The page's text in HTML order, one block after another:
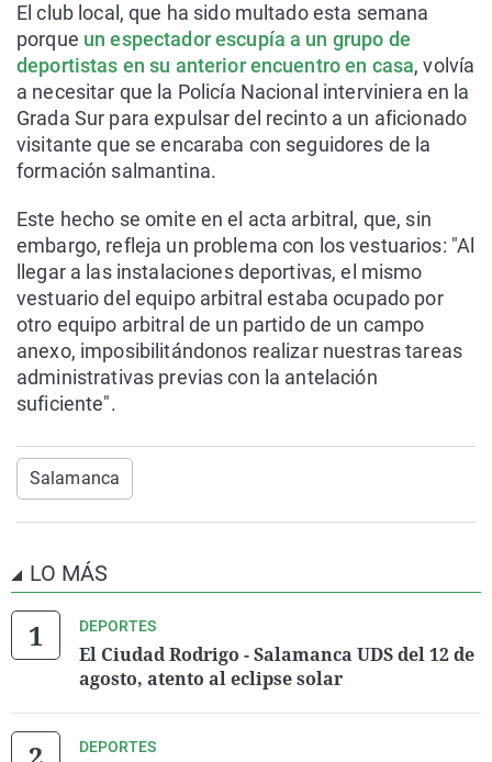
El club local, que ha sido multado esta semana
porque un espectador escupía a un grupo de
deportistas en su anterior encuentro en casa, volvía
a necesitar que la Policía Nacional interviniera en la
Grada Sur para expulsar del recinto a un aficionado
visitante que se encaraba con seguidores de la
formación salmantina.
Este hecho se omite en el acta arbitral, que, sin
embargo, refleja un problema con los vestuarios: "Al
llegar a las instalaciones deportivas, el mismo
vestuario del equipo arbitral estaba ocupado por
otro equipo arbitral de un partido de un campo
anexo, imposibilitándonos realizar nuestras tareas
administrativas previas con la antelación
suficiente".
Salamanca
LO MÁS
DEPORTES
El Ciudad Rodrigo - Salamanca UDS del 12 de
agosto, atento al eclipse solar
DEPORTES